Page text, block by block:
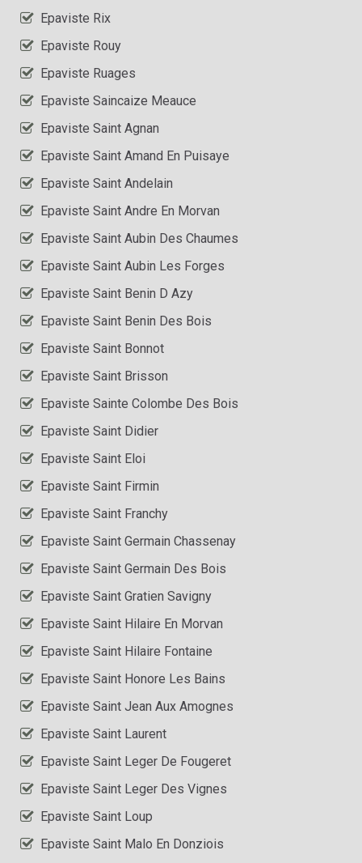
Epaviste Rix
Epaviste Rouy
Epaviste Ruages
Epaviste Saincaize Meauce
Epaviste Saint Agnan
Epaviste Saint Amand En Puisaye
Epaviste Saint Andelain
Epaviste Saint Andre En Morvan
Epaviste Saint Aubin Des Chaumes
Epaviste Saint Aubin Les Forges
Epaviste Saint Benin D Azy
Epaviste Saint Benin Des Bois
Epaviste Saint Bonnot
Epaviste Saint Brisson
Epaviste Sainte Colombe Des Bois
Epaviste Saint Didier
Epaviste Saint Eloi
Epaviste Saint Firmin
Epaviste Saint Franchy
Epaviste Saint Germain Chassenay
Epaviste Saint Germain Des Bois
Epaviste Saint Gratien Savigny
Epaviste Saint Hilaire En Morvan
Epaviste Saint Hilaire Fontaine
Epaviste Saint Honore Les Bains
Epaviste Saint Jean Aux Amognes
Epaviste Saint Laurent
Epaviste Saint Leger De Fougeret
Epaviste Saint Leger Des Vignes
Epaviste Saint Loup
Epaviste Saint Malo En Donziois